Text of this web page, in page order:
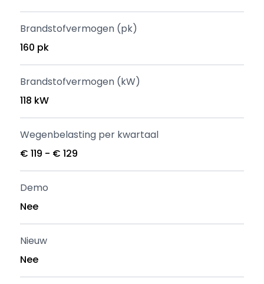
Brandstofvermogen (pk)
160 pk
Brandstofvermogen (kW)
118 kW
Wegenbelasting per kwartaal
€ 119 - € 129
Demo
Nee
Nieuw
Nee